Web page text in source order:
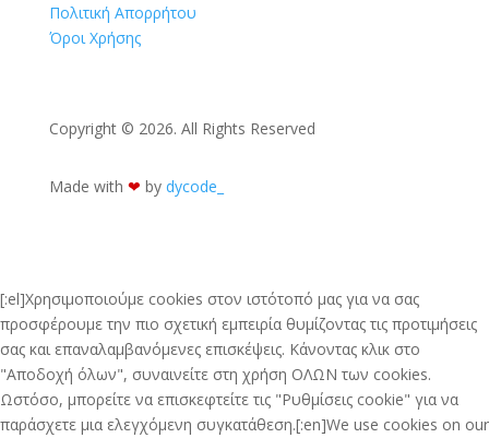
Πολιτική Απορρήτου
Όροι Χρήσης
Copyright © 2026. All Rights Reserved
Made with ❤︎ by dycode_
[:el]Χρησιμοποιούμε cookies στον ιστότοπό μας για να σας
προσφέρουμε την πιο σχετική εμπειρία θυμίζοντας τις προτιμήσεις
σας και επαναλαμβανόμενες επισκέψεις. Κάνοντας κλικ στο
"Αποδοχή όλων", συναινείτε στη χρήση ΟΛΩΝ των cookies.
Ωστόσο, μπορείτε να επισκεφτείτε τις "Ρυθμίσεις cookie" για να
παράσχετε μια ελεγχόμενη συγκατάθεση.[:en]We use cookies on our